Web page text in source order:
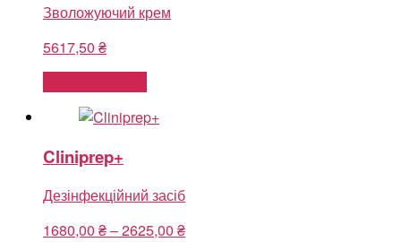
Зволожуючий крем
5617,50 ₴
Cliniprep+
Дезінфекційний засіб
1680,00 ₴–2625,00 ₴Price